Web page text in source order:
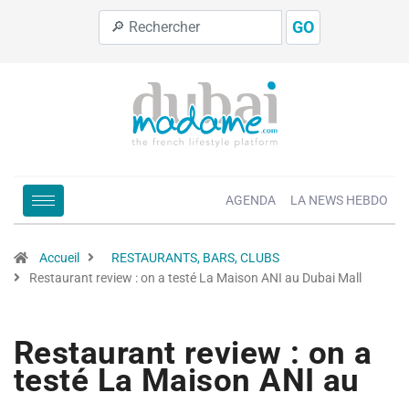
GO
AGENDA LA NEWS HEBDO
Accueil
RESTAURANTS, BARS, CLUBS
Restaurant review : on a testé La Maison ANI au Dubai Mall
Restaurant review : on a
testé La Maison ANI au